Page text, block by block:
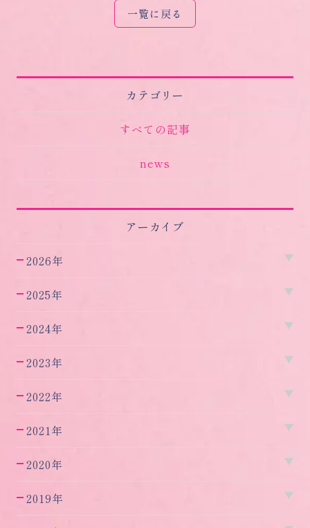
カテゴリー
すべての記事
news
アーカイブ
2026年
2025年
2024年
2023年
2022年
2021年
2020年
2019年
一覧に戻る